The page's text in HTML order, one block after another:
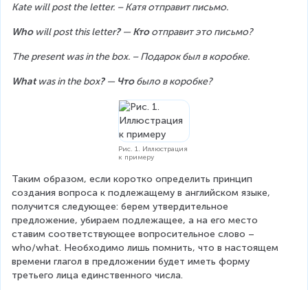
Kate will post the letter. – Катя отправит письмо.
Who will post this letter? — Кто отправит это письмо?
The present was in the box. – Подарок был в коробке.
What was in the box? — Что было в коробке?
Рис. 1. Иллюстрация
к примеру
Таким образом, если коротко определить принцип
создания вопроса к подлежащему в английском языке,
получится следующее: берем утвердительное
предложение, убираем подлежащее, а на его место
ставим соответствующее вопросительное слово –
who/what. Необходимо лишь помнить, что в настоящем
времени глагол в предложении будет иметь форму
третьего лица единственного числа.